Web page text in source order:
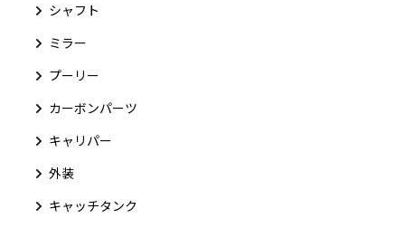
シャフト
ミラー
プーリー
カーボンパーツ
キャリパー
外装
キャッチタンク